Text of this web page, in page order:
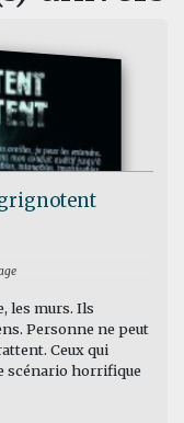
les murs. Ils
Personne ne peut
Ceux qui
scénario horrifique